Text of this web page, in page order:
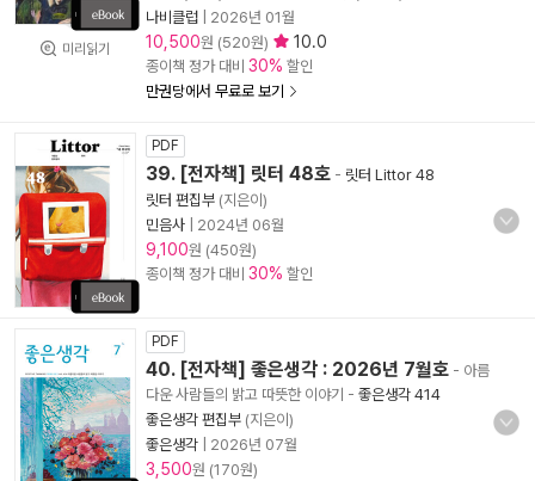
미리읽기
나비클럽
2026년 01월
10,500원 (520원) 10.0
종이책 정가 대비 30% 할인
만권당에서 무료로 보기
PDF
39. [전자책] 릿터 48호 - 릿터 Littor 48
릿터 편집부 (지은이)
민음사
2024년 06월
9,100원 (450원)
종이책 정가 대비 30% 할인
PDF
40. [전자책] 좋은생각 : 2026년 7월호 - 아름
다운 사람들의 밝고 따뜻한 이야기 - 좋은생각 414
좋은생각 편집부 (지은이)
좋은생각
2026년 07월
3,500원 (170원)